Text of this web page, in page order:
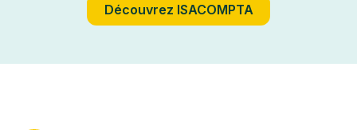
Découvrez ISACOMPTA